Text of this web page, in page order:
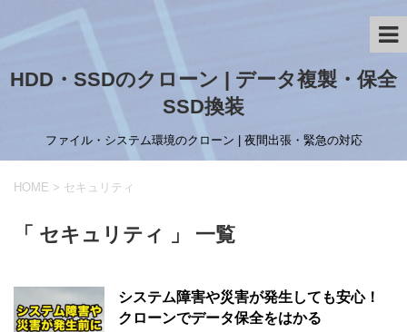
HDD・SSDのクローン | データ複製・保全
SSD換装
ファイル・システム環境のクローン | 夜間出張・緊急の対応
HOME > セキュリティ
「 セキュリティ 」 一覧
システム障害や災害が発生しても安心！
クローンでデータ保全をはかる